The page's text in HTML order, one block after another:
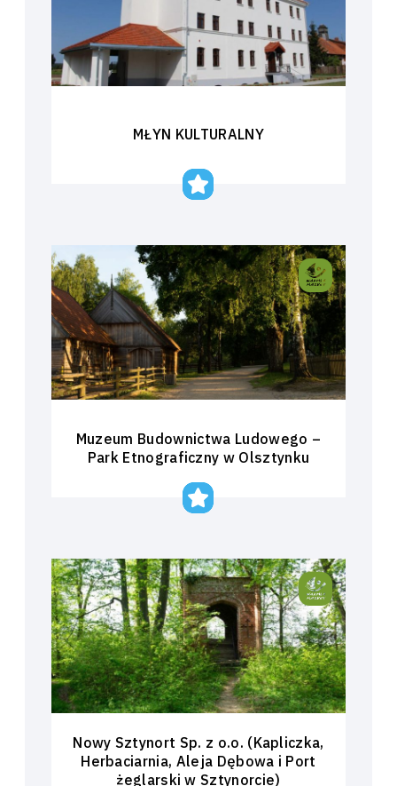
MŁYN KULTURALNY
Muzeum Budownictwa Ludowego –
Park Etnograficzny w Olsztynku
Nowy Sztynort Sp. z o.o. (Kapliczka,
Herbaciarnia, Aleja Dębowa i Port
żeglarski w Sztynorcie)